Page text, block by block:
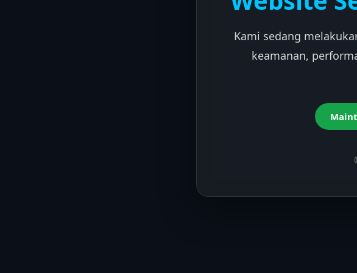
Kami sedang
keamanan,